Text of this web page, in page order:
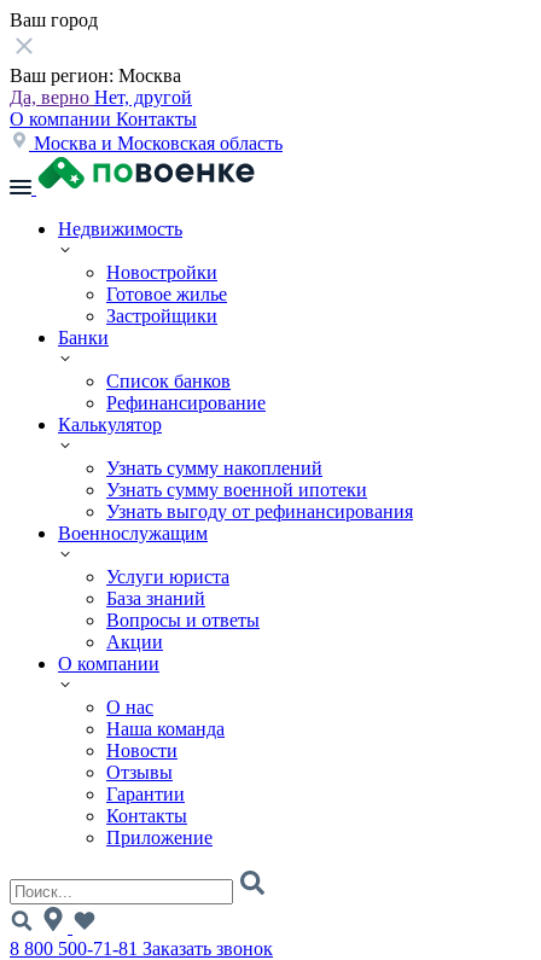
Ваш город
Ваш регион: Москва
Да, верно Нет, другой
О компании Контакты
Москва и Московская область
Недвижимость
Новостройки
Готовое жилье
Застройщики
Банки
Список банков
Рефинансирование
Калькулятор
Узнать сумму накоплений
Узнать сумму военной ипотеки
Узнать выгоду от рефинансирования
Военнослужащим
Услуги юриста
База знаний
Вопросы и ответы
Акции
О компании
О нас
Наша команда
Новости
Отзывы
Гарантии
Контакты
Приложение
8 800 500-71-81 Заказать звонок